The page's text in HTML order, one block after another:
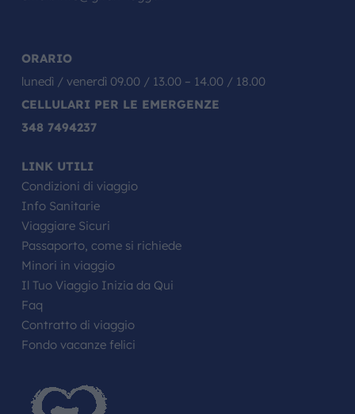
ORARIO
lunedì / venerdì 09.00 / 13.00 – 14.00 / 18.00
CELLULARI PER LE EMERGENZE
348 7494237
LINK UTILI
Condizioni di viaggio
Info Sanitarie
Viaggiare Sicuri
Passaporto, come si richiede
Minori in viaggio
Il Tuo Viaggio Inizia da Qui
Faq
Contratto di viaggio
Fondo vacanze felici